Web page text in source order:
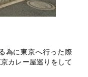
為に東京へ行った際
カレー屋巡りをして